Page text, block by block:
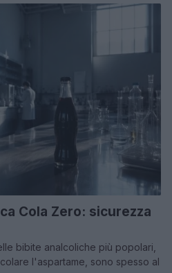
Cola Zero: sicurezza
bibite analcoliche più popolari,
l'aspartame, sono spesso al